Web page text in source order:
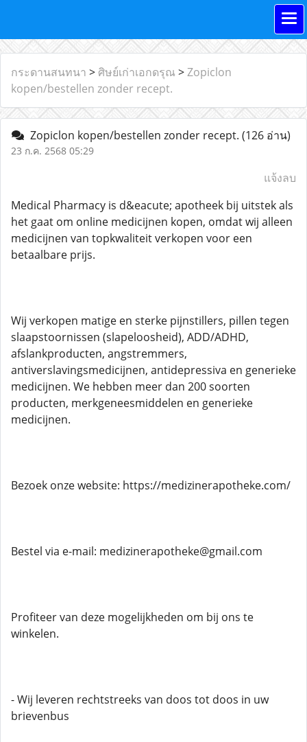
กระดานสนทนา > ศิษย์เก่าเอกดรุณ >Zopiclon
kopen/bestellen zonder recept.
Zopiclon kopen/bestellen zonder recept. (126 อ่าน)
23 ก.ค. 2568 05:29
แจ้งลบ
Medical Pharmacy is d&eacute; apotheek bij uitstek als
het gaat om online medicijnen kopen, omdat wij alleen
medicijnen van topkwaliteit verkopen voor een
betaalbare prijs.
Wij verkopen matige en sterke pijnstillers, pillen tegen
slaapstoornissen (slapeloosheid), ADD/ADHD,
afslankproducten, angstremmers,
antiverslavingsmedicijnen, antidepressiva en generieke
medicijnen. We hebben meer dan 200 soorten
producten, merkgeneesmiddelen en generieke
medicijnen.
Bezoek onze website: https://medizinerapotheke.com/
Bestel via e-mail: medizinerapotheke@gmail.com
Profiteer van deze mogelijkheden om bij ons te
winkelen.
- Wij leveren rechtstreeks van doos tot doos in uw
brievenbus